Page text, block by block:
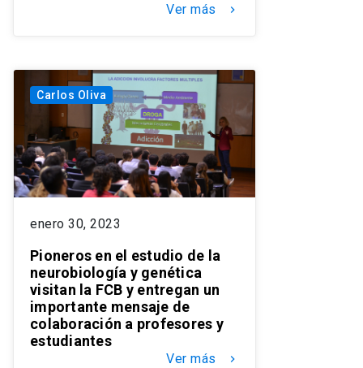
Ver más keyboard_arrow_right
Carlos Oliva
enero 30, 2023
Pioneros en el estudio de la
neurobiología y genética
visitan la FCB y entregan un
importante mensaje de
colaboración a profesores y
estudiantes
Ver más keyboard_arrow_right